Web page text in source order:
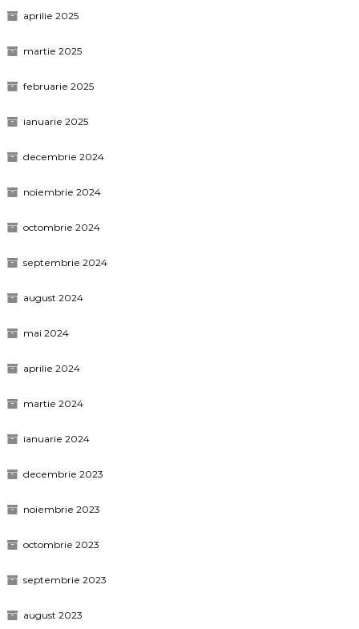
aprilie 2025
martie 2025
februarie 2025
ianuarie 2025
decembrie 2024
noiembrie 2024
octombrie 2024
septembrie 2024
august 2024
mai 2024
aprilie 2024
martie 2024
ianuarie 2024
decembrie 2023
noiembrie 2023
octombrie 2023
septembrie 2023
august 2023